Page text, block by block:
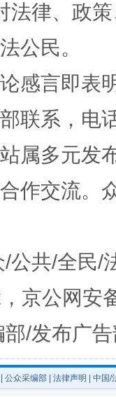
一纸欠
法律、政
公民。
感言即表
联系，电
属多元发
作交流。
/公共/全民/
京公网安
/发布广
公众采编部 法律声明 | 中国